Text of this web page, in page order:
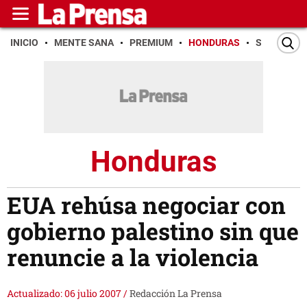
INICIO MENTE SANA PREMIUM HONDURAS SAN PEDRO
Honduras
EUA rehúsa negociar con
gobierno palestino sin que
renuncie a la violencia
Actualizado: 06 julio 2007/Redacción La Prensa